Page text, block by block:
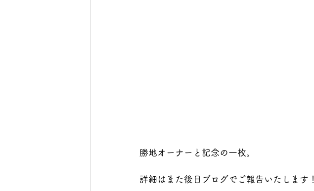
勝地オーナーと記念の一枚。
詳細はまた後日ブログでご報告いたします！